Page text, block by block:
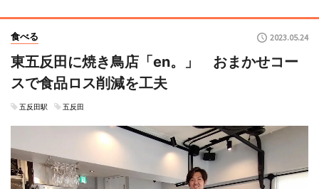
食べる 2023.05.24
東五反田に焼き鳥店「en。」 おまかせコー
スで食品ロス削減を工夫
五反田駅 五反田